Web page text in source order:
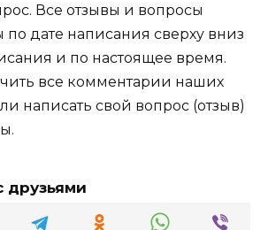
Все отзывы и вопросы
по дате написания сверху вниз
и по настоящее время.
все комментарии наших
написать свой вопрос (отзыв)
друзьями